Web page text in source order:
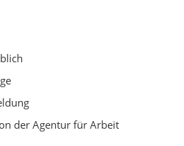
der Agentur für Arbeit